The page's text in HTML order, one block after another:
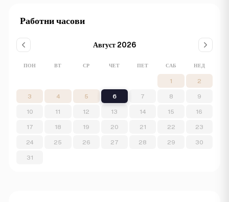
Работни часови
Август 2026
ПОН ВТ СР ЧЕТ ПЕТ САБ НЕД
1 2
3 4 5 6 7 8 9
10 11 12 13 14 15 16
17 18 19 20 21 22 23
24 25 26 27 28 29 30
31